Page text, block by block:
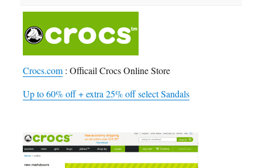
Crocs.com : Officail Crocs Online Store
Up to 60% off + extra 25% off select Sandals